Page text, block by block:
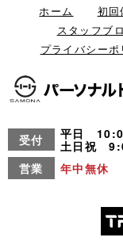
ホーム 初回
スタッフブ
プライバシーポ
受付
平日
土日祝
営業
年中無休